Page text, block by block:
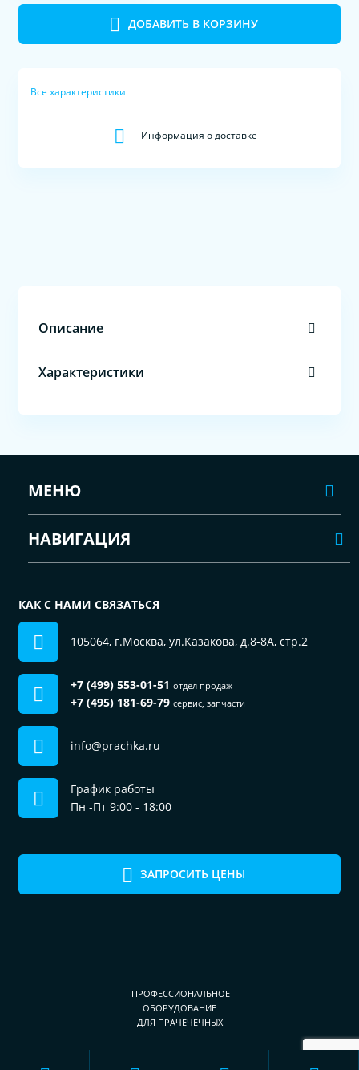
ДОБАВИТЬ В КОРЗИНУ
Все характеристики
Информация о доставке
Описание
Характеристики
ПРОФЕССИОНАЛЬНОЕ
ОБОРУДОВАНИЕ
ДЛЯ ПРАЧЕЧЕЧНЫХ
ЗАПРОСИТЬ ЦЕНЫ
МЕНЮ
НАВИГАЦИЯ
КАК С НАМИ СВЯЗАТЬСЯ
105064, г.Москва, ул.Казакова, д.8-8А, стр.2
+7 (499) 553-01-51 отдел продаж
+7 (495) 181-69-79 сервис, запчасти
info@prachka.ru
График работы
Пн -Пт 9:00 - 18:00